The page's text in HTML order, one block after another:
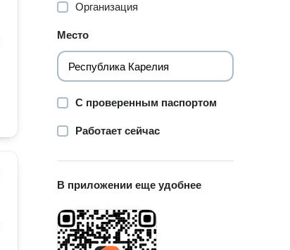
Организация
Место
С проверенным паспортом
Работает сейчас
В приложении еще удобнее